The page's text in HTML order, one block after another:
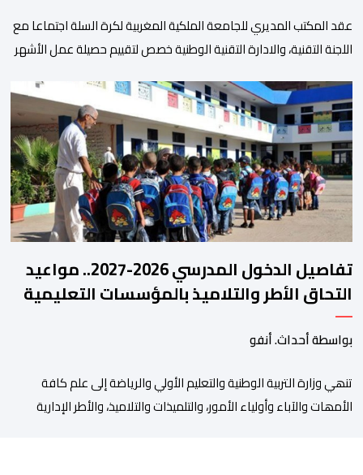
عقد المكتب المديري للجامعة الملكية المغربية لكرة السلة اجتماعا مع
اللجنة التقنية، والادارة التقنية الوطنية خصص لتقييم حصيلة عمل الأشهر
المنتخبات الوطنية خلال الفترة الأخيرة. وشهد الاجتماع تقديم عرض
مفصل حول مشاركة المنتخبين الوطنيين لأقل من 18 سنة، إناثا وذكورا،
من طرف اللجنة التقنية التي واكبت كل […]
تفاصيل الدخول المدرسي 2026-2027.. مواعيد
التحاق الأطر والتلاميذ بالمؤسسات التعليمية
بواسطة أحداث. أنفو
تنھي وزارة التربیة الوطنیة والتعلیم الأولي والریاضة إلى علم كافة
الأمھات والآباء وأولیاء الأمور، والتلمیذات والتلامیذ، والأطر الإداریة